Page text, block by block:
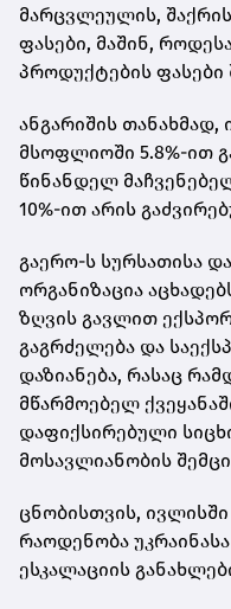
მარცვლეულის,
ფასები, მაშინ,
პროდუქტების ფასები
ანგარიშის
მსოფლიოში 5.8%-ით
წინანდელ
10%-ით არის
გაერო-ს სურსათისა
ორგანიზაცია
ზღვის გავლით
გაგრძელება და
დაზიანება, რასაც
მწარმოებელ
დაფიქსირებული
მოსავლიანობის
ცნობისთვის,
რაოდენობა
ესკალაციის